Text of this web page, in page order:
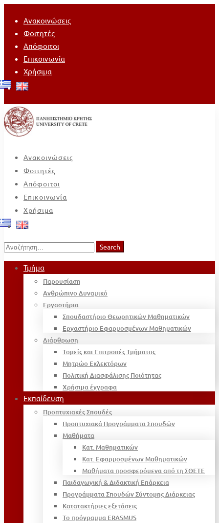
Ανακοινώσεις
Φοιτητές
Απόφοιτοι
Επικοινωνία
Χρήσιμα
Ανακοινώσεις
Φοιτητές
Απόφοιτοι
Επικοινωνία
Χρήσιμα
Search
for:
Search
Τμήμα
Παρουσίαση
Ανθρώπινο Δυναμικό
Εργαστήρια
Σπουδαστήριο Θεωρητικών Μαθηματικών
Εργαστήριο Εφαρμοσμένων Μαθηματικών
Διάρθρωση
Τομείς και Επιτροπές Τμήματος
Μητρώο Εκλεκτόρων
Πολιτική Διασφάλισης Ποιότητας
Χρήσιμα έγγραφα
Εκπαίδευση
Προπτυχιακές Σπουδές
Προπτυχιακά Προγράμματα Σπουδών
Μαθήματα
Κατ. Μαθηματικών
Κατ. Εφαρμοσμένων Μαθηματικών
Μαθήματα προσφερόμενα από τη ΣΘΕΤΕ
Παιδαγωγική & Διδακτική Επάρκεια
Προγράμματα Σπουδών Σύντομης Διάρκειας
Κατατακτήριες εξετάσεις
Το πρόγραμμα ERASMUS